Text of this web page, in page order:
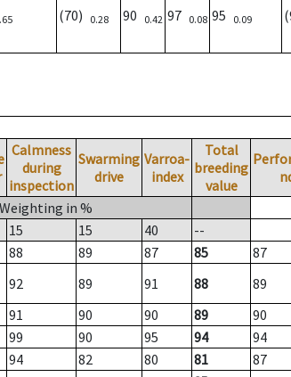
(70) 0.28 90 0.42 97 0.08 95 0.09
Calmness
during
inspection
Swarming
drive
Varroa-
index
Total
breeding
value
Weighting in %
15 15 40
--
88 89 87 85
87
92 89 91 88
89
91 90 90 89
90
99 90 95 94
94
94 82 80 81
87